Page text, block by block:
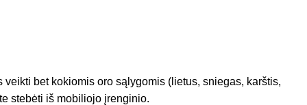
bet kokiomis oro sąlygomis (lietus, sniegas, karštis,
stebėti iš mobiliojo įrenginio.